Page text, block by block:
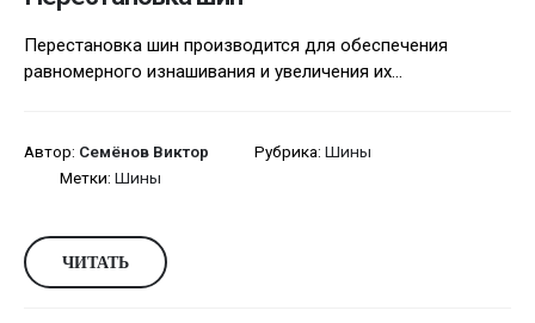
Перестановка шин производится для обеспечения
равномерного изнашивания и увеличения их...
Автор: Семёнов Виктор Рубрика: Шины
Метки: Шины
ЧИТАТЬ